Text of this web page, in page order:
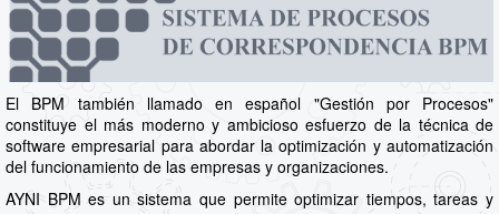
El BPM también llamado en español "Gestión por Procesos"
constituye el más moderno y ambicioso esfuerzo de la técnica de
software empresarial para abordar la optimización y automatización
del funcionamiento de las empresas y organizaciones.
AYNI BPM es un sistema que permite optimizar tiempos, tareas y